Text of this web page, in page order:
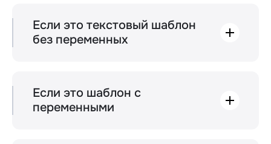
Если это текстовый шаблон
без переменных
В нем не надо ничего менять: просто
скопируйте и добавьте. Дописывать что-то
к шаблону тоже не нужно — тогда
Если это шаблон с
переменными